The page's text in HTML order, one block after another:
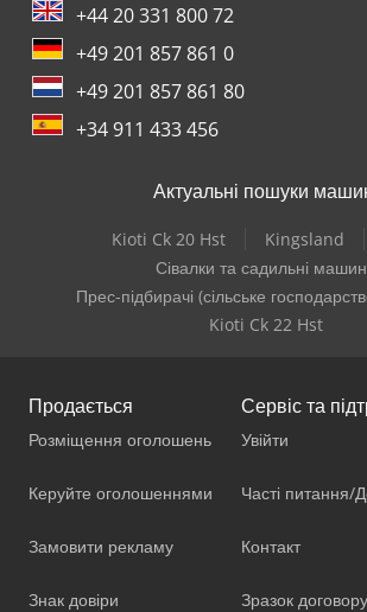
+44 20 331 800 72
+49 201 857 861 0
+49 201 857 861 80
+34 911 433 456
Актуальні пошуки
Kioti Ck 20 Hst Kingsland
Сівалки та садильні
Прес-підбирачі (сільське
Kioti Ck 22 Hst
Продається
Розміщення оголошень
Керуйте оголошеннями
Замовити рекламу
Знак довіри
Сервіс та
Увійти
Часті питання/
Контакт
Зразок